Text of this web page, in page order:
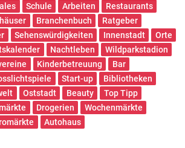
Schule Arbeiten
Restaurants
Branchenbuch
Ratgeber
Sehenswürdigkeiten Innenstadt
Orte
Nachtleben
Wildparkstadion
Kinderbetreuung
Bar
Start-up
Bibliotheken
Oststadt Beauty
Top Tipp
Drogerien
Wochenmärkte
Autohaus